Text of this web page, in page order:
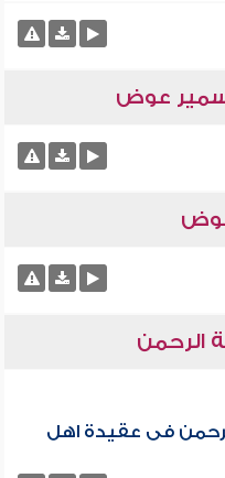
سمير عوض
عوض
الرحمن
فى عقيدة اهل